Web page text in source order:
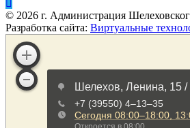
© 2026 г. Администрация
Разработка сайта: Виртуальные